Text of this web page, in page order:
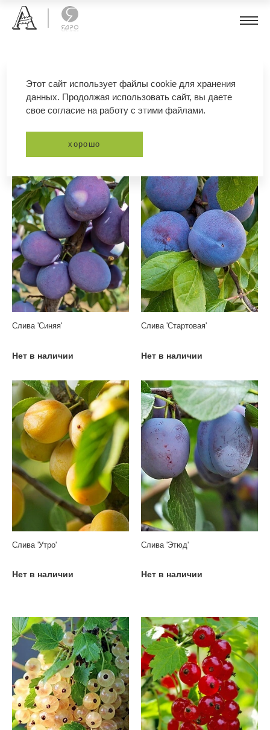
плодовые
Слива 'Синяя'
Нет в наличии
Слива 'Стартовая'
Нет в наличии
Слива 'Утро'
Нет в наличии
Слива 'Этюд'
Нет в наличии
Этот сайт использует файлы cookie для хранения
данных. Продолжая использовать сайт, вы даете
свое согласие на работу с этими файлами.
хорошо